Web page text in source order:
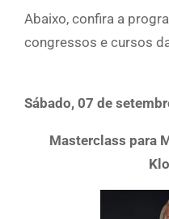
Abaixo, confira a
congressos e cursos
Sábado, 07 de
Masterclass para